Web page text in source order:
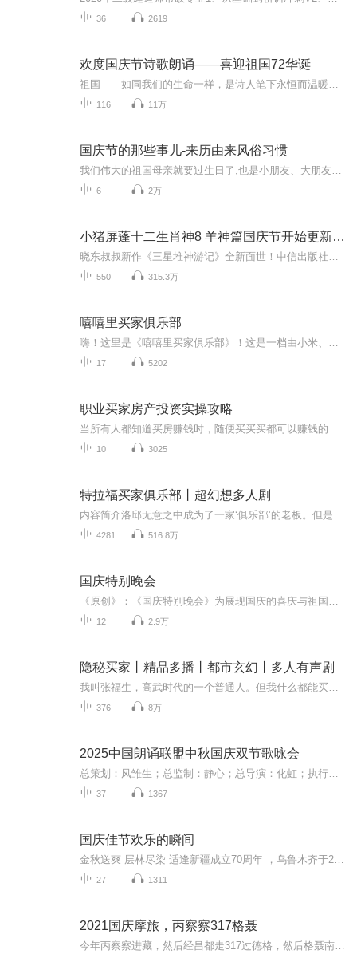
36 2619
欢度国庆节诗歌朗诵——喜迎祖国72华诞
116 11万
国庆节的那些事儿-来历由来风俗习惯
6 2万
小猪屏蓬十二生肖神8 羊神篇国庆节开始更新啦！
550 315.3万
嘻嘻里买家俱乐部
17 5202
职业买家房产投资实操攻略
10 3025
特拉福买家俱乐部丨超幻想多人剧
4281 516.8万
国庆特别晚会
12 2.9万
隐秘买家丨精品多播丨都市玄幻丨多人有声剧
376 8万
2025中国朗诵联盟中秋国庆双节歌咏会
37 1367
国庆佳节欢乐的瞬间
27 1311
2021国庆摩旅，丙察察317格聂